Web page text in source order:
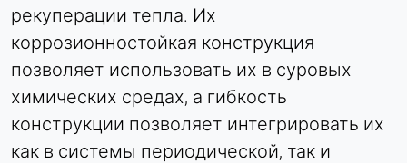
рекуперации тепла. Их
коррозионностойкая конструкция
позволяет использовать их в суровых
химических средах, а гибкость
конструкции позволяет интегрировать их
как в системы периодической, так и